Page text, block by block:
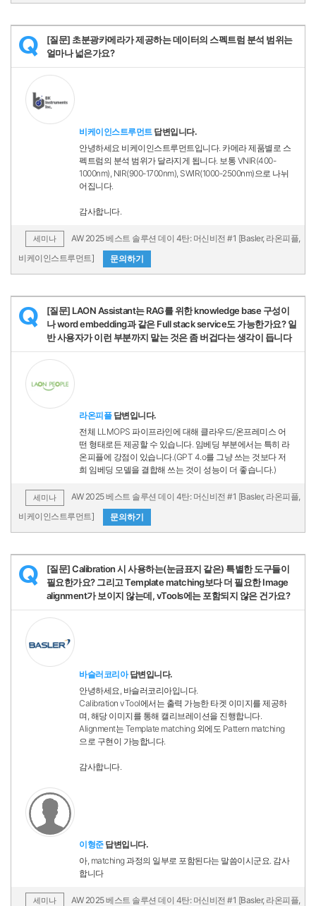
Q
[질문] 초분광카메라가 제공하는 데이터의 스펙트럼 분석 범위는
얼마나 넓은가요?
비케이인스트루먼트 답변입니다.
안녕하세요 비케이인스트루먼트입니다. 카메라 제품별로 스
펙트럼의 분석 범위가 달라지게 됩니다. 보통 VNIR(400-
1000nm), NIR(900-1700nm), SWIR(1000-2500nm)으로 나뉘
어집니다.
감사합니다.
세미나
AW 2025 베스트 솔루션 데이 4탄: 머신비전 #1 [Basler, 라온피플,
비케이인스트루먼트]
문의하기
Q
[질문] LAON Assistant는 RAG를 위한 knowledge base 구성이
나 word embedding과 같은 Full stack service도 가능한가요? 일
반 사용자가 이런 부분까지 맡는 것은 좀 버겁다는 생각이 듭니다
라온피플답변입니다.
전체 LLMOPS 파이프라인에 대해 클라우드/온프레미스 어
떤 형태로든 제공할 수 있습니다. 임베딩 부분에서는 특히 라
온피플에 강점이 있습니다.(GPT 4.o를 그냥 쓰는 것보다 저
희 임베딩 모델을 결합해 쓰는 것이 성능이 더 좋습니다.)
세미나
AW 2025 베스트 솔루션 데이 4탄: 머신비전 #1 [Basler, 라온피플,
비케이인스트루먼트]
문의하기
Q
[질문] Calibration 시 사용하는(눈금표지 같은) 특별한 도구들이
필요한가요? 그리고 Template matching보다 더 필요한 Image
alignment가 보이지 않는데, vTools에는 포함되지 않은 건가요?
바슬러코리아답변입니다.
안녕하세요, 바슬러코리아입니다.
Calibration vTool에서는 출력 가능한 타겟 이미지를 제공하
며, 해당 이미지를 통해 캘리브레이션을 진행합니다.
Alignment는 Template matching 외에도 Pattern matching
으로 구현이 가능합니다.
감사합니다.
이형준답변입니다.
아, matching 과정의 일부로 포함된다는 말씀이시군요. 감사
합니다
세미나
AW 2025 베스트 솔루션 데이 4탄: 머신비전 #1 [Basler, 라온피플,